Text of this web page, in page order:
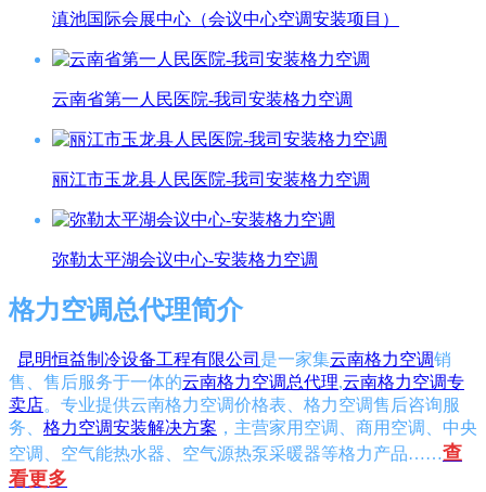
滇池国际会展中心（会议中心空调安装项目）
云南省第一人民医院-我司安装格力空调
丽江市玉龙县人民医院-我司安装格力空调
弥勒太平湖会议中心-安装格力空调
格力空调总代理简介
昆明恒益制冷设备工程有限公司 是一家集云南格力空调销
售、售后服务于一体的云南格力空调总代理,云南格力空调专
卖店。专业提供云南格力空调价格表、格力空调售后咨询服
务、 格力空调安装解决方案 ，主营家用空调、商用空调、中央
空调、空气能热水器、空气源热泵采暖器等格力产品……查
看更多